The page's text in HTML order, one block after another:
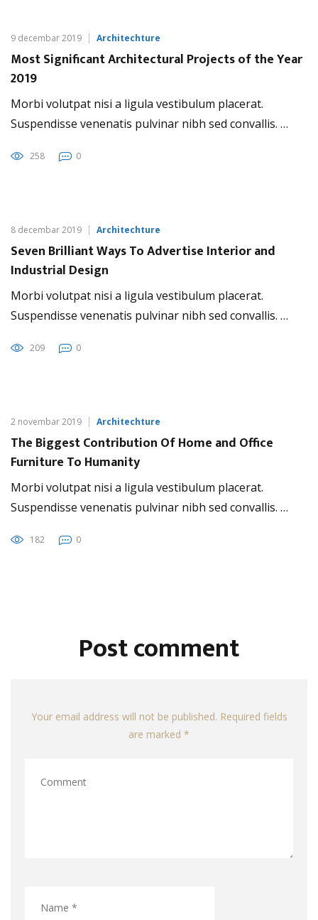
9 decembar 2019 Architechture
Most Significant Architectural Projects of the Year
2019
Morbi volutpat nisi a ligula vestibulum placerat.
Suspendisse venenatis pulvinar nibh sed convallis. …
258 0
8 decembar 2019 Architechture
Seven Brilliant Ways To Advertise Interior and
Industrial Design
Morbi volutpat nisi a ligula vestibulum placerat.
Suspendisse venenatis pulvinar nibh sed convallis. …
209 0
2 novembar 2019 Architechture
The Biggest Contribution Of Home and Office
Furniture To Humanity
Morbi volutpat nisi a ligula vestibulum placerat.
Suspendisse venenatis pulvinar nibh sed convallis. …
182 0
Post comment
Your email address will not be published. Required fields
are marked *